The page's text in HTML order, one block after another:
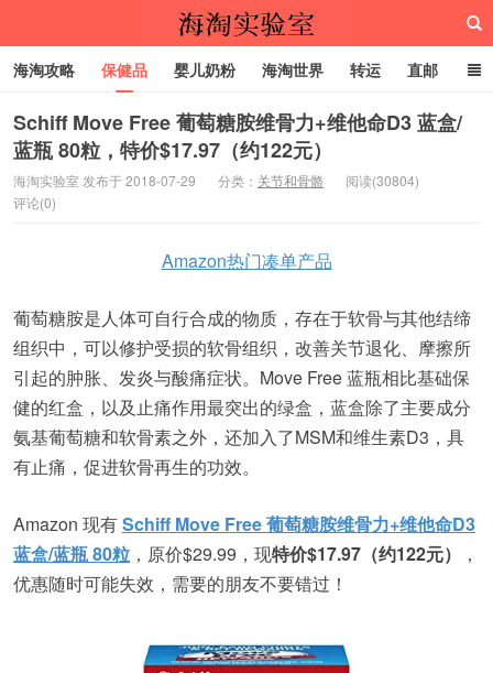
海淘实验室
海淘攻略 保健品 婴儿奶粉 海淘世界 转运 直邮
代购服务
Schiff Move Free 葡萄糖胺维骨力+维他命D3 蓝盒/
蓝瓶 80粒，特价$17.97（约122元）
海淘实验室 发布于 2018-07-29 分类： 关节和骨骼
阅读(30804)
评论(0)
Amazon热门凑单产品
葡萄糖胺是人体可自行合成的物质，存在于软骨与其他结缔
组织中，可以修护受损的软骨组织，改善关节退化、摩擦所
引起的肿胀、发炎与酸痛症状。Move Free 蓝瓶相比基础保
健的红盒，以及止痛作用最突出的绿盒，蓝盒除了主要成分
氨基葡萄糖和软骨素之外，还加入了MSM和维生素D3，具
有止痛，促进软骨再生的功效。
Amazon 现有Schiff Move Free 葡萄糖胺维骨力+维他命D3
蓝盒/蓝瓶 80粒 ，原价$29.99，现特价$17.97（约122元）
，
优惠随时可能失效，需要的朋友不要错过！